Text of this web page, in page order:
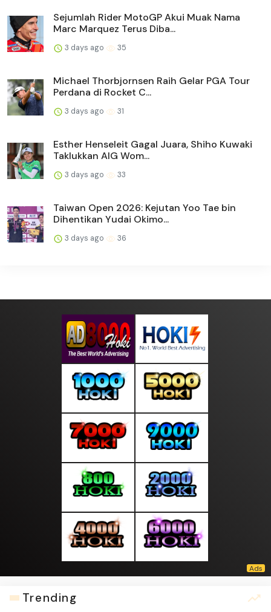
Sejumlah Rider MotoGP Akui Muak Nama
Marc Marquez Terus Diba...
3 days ago 35
Michael Thorbjornsen Raih Gelar PGA Tour
Perdana di Rocket C...
3 days ago 31
Esther Henseleit Gagal Juara, Shiho Kuwaki
Taklukkan AIG Wom...
3 days ago 33
Taiwan Open 2026: Kejutan Yoo Tae bin
Dihentikan Yudai Okimo...
3 days ago 36
Trending